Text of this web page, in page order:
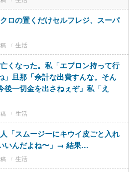
クロの置くだけセルフレジ、スーパ
生活
くなった。私「エプロン持って行
」旦那「余計な出費すんな。そん
後一切金を出さねぇぞ」私「え
生活
人「スムージーにキウイ皮ごと入れ
いんだよね〜」→ 結果…
生活